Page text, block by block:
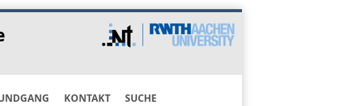
KONTAKT SUCHE